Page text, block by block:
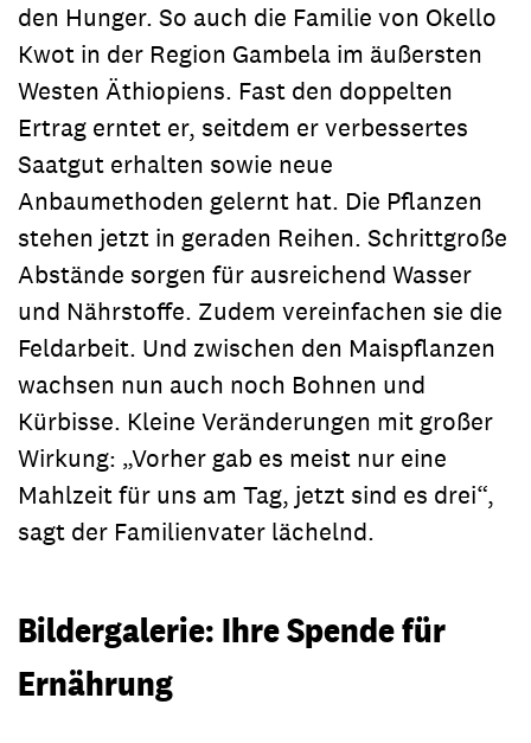
den Hunger. So auch die Familie von Okello
Kwot in der Region Gambela im äußersten
Westen Äthiopiens. Fast den doppelten
Ertrag erntet er, seitdem er verbessertes
Saatgut erhalten sowie neue
Anbaumethoden gelernt hat. Die Pflanzen
stehen jetzt in geraden Reihen. Schrittgroße
Abstände sorgen für ausreichend Wasser
und Nährstoffe. Zudem vereinfachen sie die
Feldarbeit. Und zwischen den Maispflanzen
wachsen nun auch noch Bohnen und
Kürbisse. Kleine Veränderungen mit großer
Wirkung: „Vorher gab es meist nur eine
Mahlzeit für uns am Tag, jetzt sind es drei“,
sagt der Familienvater lächelnd.
Bildergalerie: Ihre Spende für
Ernährung